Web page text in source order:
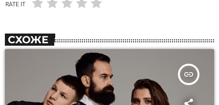
RATE IT
СХОЖЕ
insert_link